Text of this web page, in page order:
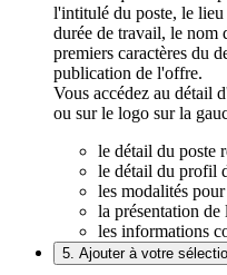
l'intitulé du poste, le
durée de travail, le nom
premiers caractères du
publication de l'offre.
Vous accédez au détail
ou sur le logo sur la
le détail du poste
le détail du profil
les modalités
la présentation de
les informations
5. Ajouter à votre